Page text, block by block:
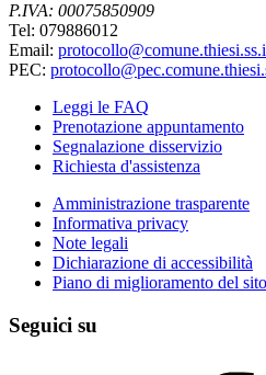
P.IVA: 00075850909
Tel: 079886012
Email:
PEC:
Leggi le FAQ
Prenotazione appuntamento
Segnalazione disservizio
Richiesta d'assistenza
Amministrazione trasparente
Informativa privacy
Note legali
Dichiarazione di accessibilità
Piano di miglioramento del
Seguici su